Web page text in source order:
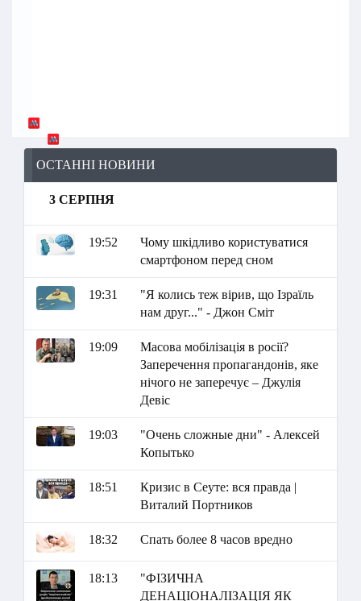
ОСТАННІ НОВИНИ
3 СЕРПНЯ
19:52
Чому шкідливо користуватися
смартфоном перед сном
19:31
"Я колись теж вірив, що Ізраїль
нам друг..." - Джон Сміт
19:09
Масова мобілізація в росії?
Заперечення пропагандонів, яке
нічого не заперечує – Джулія
Девіс
19:03
"Очень сложные дни" - Алексей
Копытько
18:51
Кризис в Сеуте: вся правда |
Виталий Портников
18:32 Спать более 8 часов вредно
18:13
"ФІЗИЧНА
ДЕНАЦІОНАЛІЗАЦІЯ ЯК